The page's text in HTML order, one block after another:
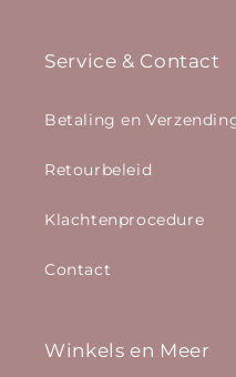
Service & Contact
Betaling en
Retourbeleid
Klachtenprocedure
Contact
Winkels en Meer